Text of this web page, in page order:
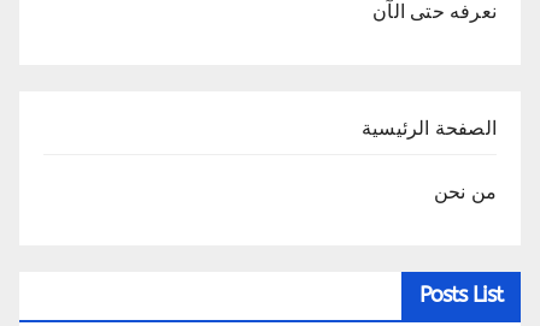
نعرفه حتى الآن
الصفحة الرئيسية
من نحن
Posts List